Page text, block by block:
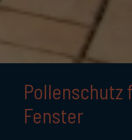
Pollenschutz
Fenster